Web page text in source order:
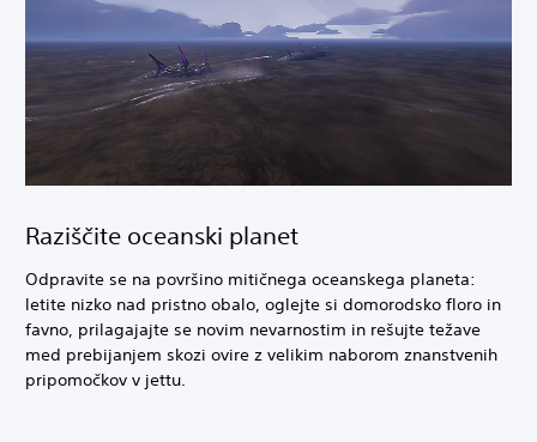
Raziščite oceanski planet
Odpravite se na površino mitičnega oceanskega planeta:
letite nizko nad pristno obalo, oglejte si domorodsko floro in
favno, prilagajajte se novim nevarnostim in rešujte težave
med prebijanjem skozi ovire z velikim naborom znanstvenih
pripomočkov v jettu.